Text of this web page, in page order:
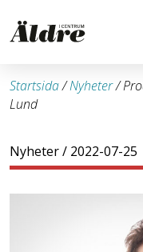
Startsida/Nyheter/
Lund
Nyheter/ 2022-07-25